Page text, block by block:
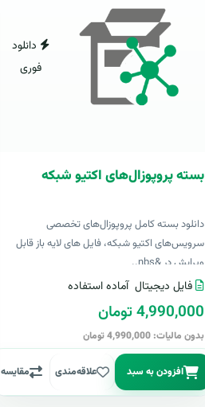
دانلود
فوری
بسته پروپوزال‌های اکتیو شبکه
دانلود بسته کامل پروپوزال‌های تخصصی
سرویس‌های اکتیو شبکه، فایل های لایه باز قابل
ویرایش در &nbs..
فایل دیجیتال آماده استفاده
4,990,000 تومان
بدون مالیات: 4,990,000 تومان
افزودن به سبد علاقه‌مندی مقایسه